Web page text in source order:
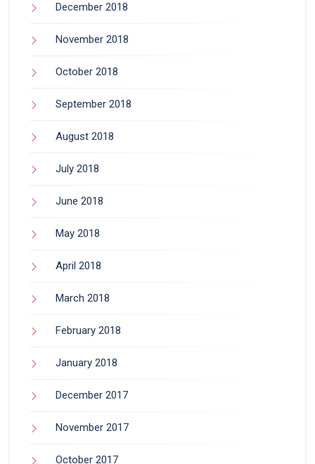
December 2018
November 2018
October 2018
September 2018
August 2018
July 2018
June 2018
May 2018
April 2018
March 2018
February 2018
January 2018
December 2017
November 2017
October 2017